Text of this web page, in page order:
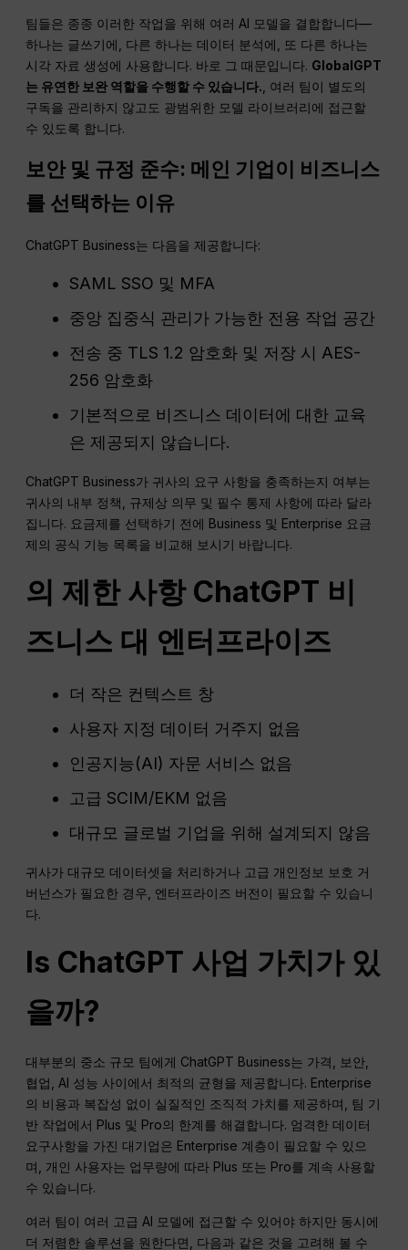
팀들은 종종 이러한 작업을 위해 여러 AI 모델을 결합합니다—
하나는 글쓰기에, 다른 하나는 데이터 분석에, 또 다른 하나는
시각 자료 생성에 사용합니다. 바로 그 때문입니다. GlobalGPT
는 유연한 보완 역할을 수행할 수 있습니다. , 여러 팀이 별도의
구독을 관리하지 않고도 광범위한 모델 라이브러리에 접근할
수 있도록 합니다.
보안 및 규정 준수: 메인 기업이 비즈니스
를 선택하는 이유
ChatGPT Business는 다음을 제공합니다:
SAML SSO 및 MFA
중앙 집중식 관리가 가능한 전용 작업 공간
전송 중 TLS 1.2 암호화 및 저장 시 AES-
256 암호화
기본적으로 비즈니스 데이터에 대한 교육
은 제공되지 않습니다.
ChatGPT Business가 귀사의 요구 사항을 충족하는지 여부는
귀사의 내부 정책, 규제상 의무 및 필수 통제 사항에 따라 달라
집니다. 요금제를 선택하기 전에 Business 및 Enterprise 요금
제의 공식 기능 목록을 비교해 보시기 바랍니다.
의 제한 사항 ChatGPT 비
즈니스 대 엔터프라이즈
더 작은 컨텍스트 창
사용자 지정 데이터 거주지 없음
인공지능(AI) 자문 서비스 없음
고급 SCIM/EKM 없음
대규모 글로벌 기업을 위해 설계되지 않음
귀사가 대규모 데이터셋을 처리하거나 고급 개인정보 보호 거
버넌스가 필요한 경우, 엔터프라이즈 버전이 필요할 수 있습니
다.
Is ChatGPT 사업 가치가 있
을까?
대부분의 중소 규모 팀에게 ChatGPT Business는 가격, 보안,
협업, AI 성능 사이에서 최적의 균형을 제공합니다. Enterprise
의 비용과 복잡성 없이 실질적인 조직적 가치를 제공하며, 팀 기
반 작업에서 Plus 및 Pro의 한계를 해결합니다. 엄격한 데이터
요구사항을 가진 대기업은 Enterprise 계층이 필요할 수 있으
며, 개인 사용자는 업무량에 따라 Plus 또는 Pro를 계속 사용할
수 있습니다.
여러 팀이 여러 고급 AI 모델에 접근할 수 있어야 하지만 동시에
더 저렴한 솔루션을 원한다면, 다음과 같은 것을 고려해 볼 수